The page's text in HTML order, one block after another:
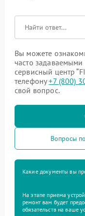
Вы можете
часто
сервисный центр
телефону+7 (800)
свой вопрос.
Вопросы
Какие документы вы
На этапе приема
ремонт вам будет
обязательств на ваше